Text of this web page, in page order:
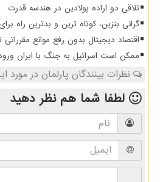
تلاقی دو اراده پولادین در هندسه قدرت
گرانی بنزین، کوتاه ترین و بدترین راه
اقتصاد دیجیتال بدون رفع موانع مقرراتی
ممکن است اسرائیل به جنگ با ایران
نظرات بینندگان پارلمان در مورد
لطفا شما همنظر دهید